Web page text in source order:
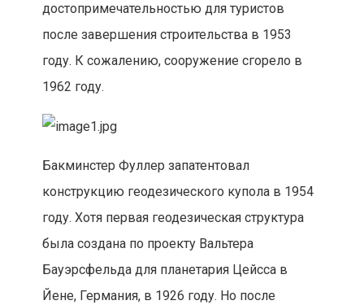
достопримечательностью для туристов
после завершения строительства в 1953
году. К сожалению, сооружение сгорело в
1962 году.
Бакминстер Фуллер запатентовал
конструкцию геодезического купола в 1954
году. Хотя первая геодезическая структура
была создана по проекту Вальтера
Бауэрсфельда для планетария Цейсса в
Йене, Германия, в 1926 году. Но после